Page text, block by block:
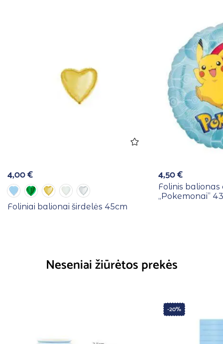
4,00€
Foliniai balionai širdelės 45cm
4,50€
Folinis
,,Pokemonai”
Neseniai žiūrėtos prekės
-20%